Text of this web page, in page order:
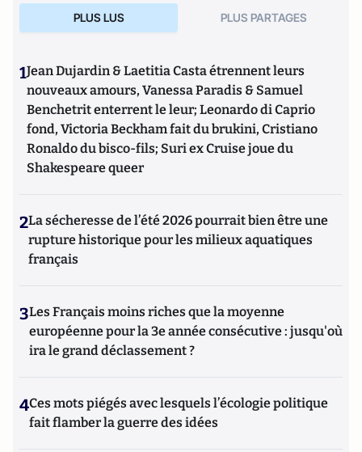
PLUS LUS PLUS PARTAGES
1Jean Dujardin & Laetitia Casta étrennent leurs
nouveaux amours, Vanessa Paradis & Samuel
Benchetrit enterrent le leur; Leonardo di Caprio
fond, Victoria Beckham fait du brukini, Cristiano
Ronaldo du bisco-fils; Suri ex Cruise joue du
Shakespeare queer
2La sécheresse de l’été 2026 pourrait bien être une
rupture historique pour les milieux aquatiques
français
3Les Français moins riches que la moyenne
européenne pour la 3e année consécutive : jusqu'où
ira le grand déclassement ?
4Ces mots piégés avec lesquels l’écologie politique
fait flamber la guerre des idées